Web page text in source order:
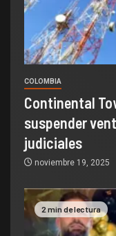
COLOMBIA
Continental
suspender
judiciales
noviembre 19, 2025
2 min de lectura